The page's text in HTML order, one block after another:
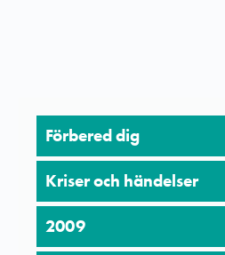
Förbered dig
Kriser och händelser
2009